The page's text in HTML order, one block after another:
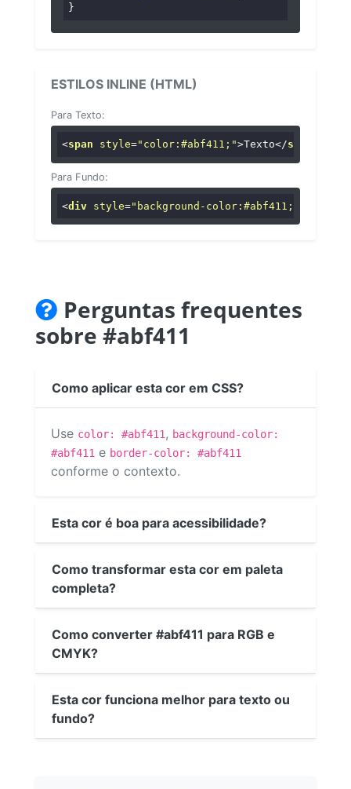
}
ESTILOS INLINE (HTML)
Para Texto:
<span style="color:#abf411;">Texto</span
Para Fundo:
<div style="background-color:#abf411;"
Perguntas frequentes
sobre #abf411
Como aplicar esta cor em CSS?
Use color: #abf411, background-color:
#abf411 e border-color: #abf411
conforme o contexto.
Esta cor é boa para acessibilidade?
Como transformar esta cor em paleta
completa?
Como converter #abf411 para RGB e
CMYK?
Esta cor funciona melhor para texto ou
fundo?